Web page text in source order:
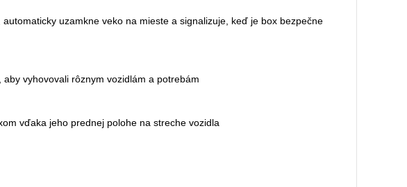
uzamkne veko na mieste a signalizuje, keď je box bezpečne
vyhovovali rôznym vozidlám a potrebám
vďaka jeho prednej polohe na streche vozidla